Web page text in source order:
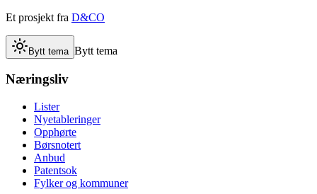
Et prosjekt fra D&CO
Bytt tema Bytt tema
Næringsliv
Lister
Nyetableringer
Opphørte
Børsnotert
Anbud
Patentsok
Fylker og kommuner